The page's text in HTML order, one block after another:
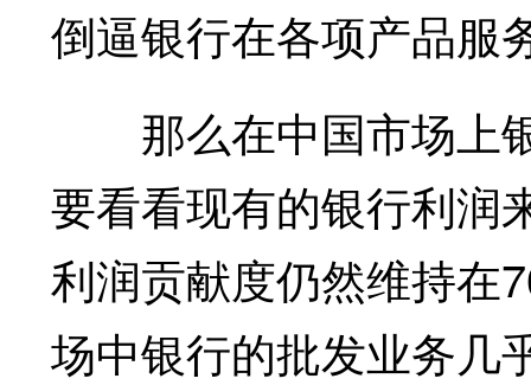
倒逼银行在各项产品服
那么在中国市场上
要看看现有的银行利润
利润贡献度仍然维持在
场中银行的批发业务几